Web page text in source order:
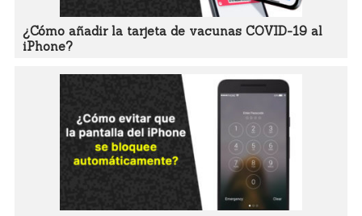
¿Cómo añadir la tarjeta de vacunas COVID-19 al
iPhone?